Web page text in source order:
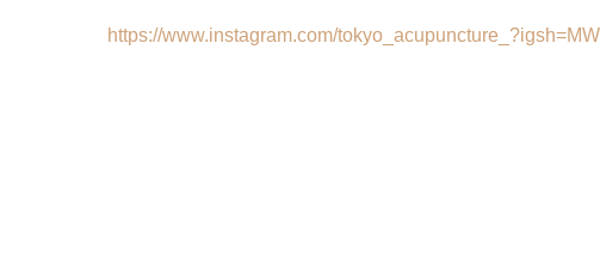
https://www.instagram.com/